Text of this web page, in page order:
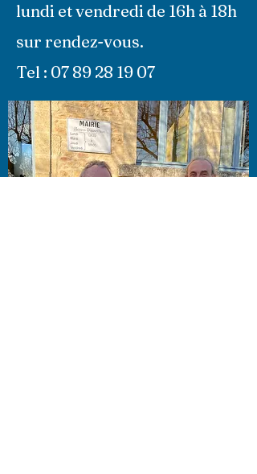
lundi et vendredi de 16h à 18h
sur rendez-vous.
Tel : 07 89 28 19 07